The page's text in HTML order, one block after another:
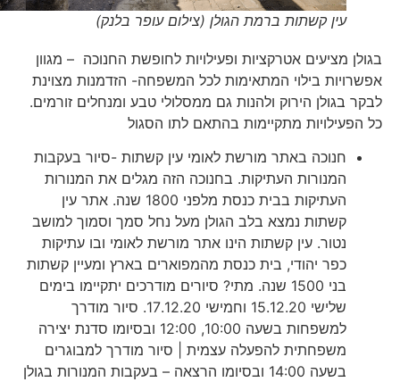
עין קשתות ברמת הגולן (צילום עופר בלנק)
בגולן מציעים אטרקציות ופעילויות לחופשת החנוכה – מגוון
אפשרויות בילוי המתאימות לכל המשפחה- הזדמנות מצוינת
לבקר בגולן הירוק ולהנות גם ממסלולי טבע ומנחלים זורמים.
כל הפעילויות מתקיימות בהתאם לתו הסגול
חנוכה באתר מורשת לאומי עין קשתות -סיור בעקבות
המנורות העתיקות. בחנוכה הזה מגלים את המנורות
העתיקות בבית כנסת מלפני 1800 שנה. אתר עין
קשתות נמצא בלב הגולן מעל נחל סמך וסמוך למושב
נטור. עין קשתות הינו אתר מורשת לאומי ובו עתיקות
כפר יהודי, בית כנסת מהמפוארים בארץ ומעיין קשתות
בני 1500 שנה. מתי? סיורים מודרכים יתקיימו בימים
שלישי 15.12.20 וחמישי 17.12.20. סיור מודרך
למשפחות בשעה 10:00, 12:00 ובסיומו סדנת יצירה
משפחתית להפעלה עצמית | סיור מודרך למבוגרים
בשעה 14:00 ובסיומו הרצאה – בעקבות המנורות בגולן